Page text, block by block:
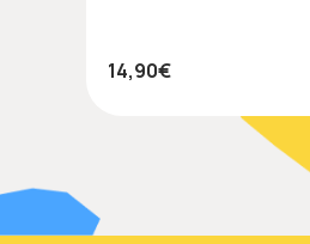
14,90€